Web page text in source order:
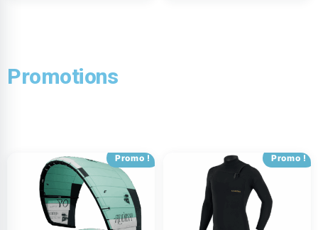
Promotions
Promo ! Promo !